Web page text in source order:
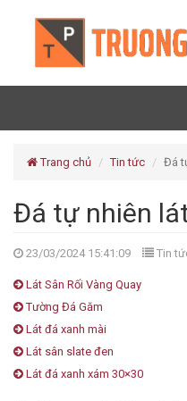
Trang chủ Tin tức Đá
Đá tự nhiên
23/03/2024 15:41:09 Tin
Lát Sân Rối Vàng Quay
Tường Đá Găm
Lát đá xanh mài
Lát sân slate đen
Lát đá xanh xám 30×30